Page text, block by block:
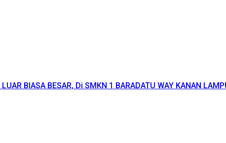
BIASA BESAR, Di SMKN 1 BARADATU WAY KANAN